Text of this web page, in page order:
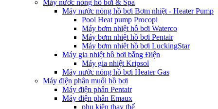
Máy nước nóng hồ bơi & Spa
Máy nước nóng hồ bơi Bơm nhiệt - Heater Pump
Pool Heat pump Procopi
Máy bơm nhiệt hồ bơi Waterco
Máy bơm nhiệt hồ bơi Pentair
Máy bơm nhiệt hồ bơi LuckingStar
Máy gia nhiệt hồ bơi bằng Điện
Máy gia nhiệt Kripsol
Máy nước nóng hồ bơi Heater Gas
Máy điện phân muối hồ bơi
Máy điện phân Pentair
Máy điện phân Emaux
phụ kiện thay thế